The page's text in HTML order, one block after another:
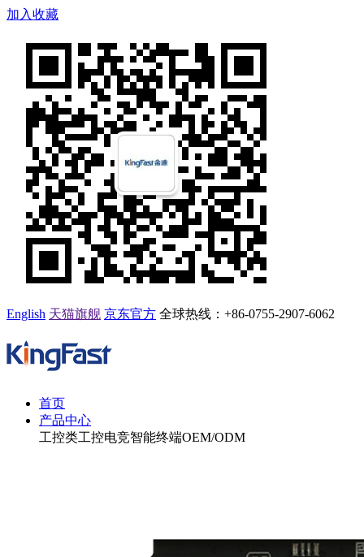
加入收藏
English 天猫旗舰 京东官方 全球热线： +86-0755-2907-6062
首页
产品中心
工控类工控电竞智能终端OEM/ODM